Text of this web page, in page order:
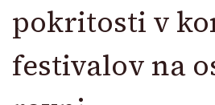
pokritosti v
festivalov na